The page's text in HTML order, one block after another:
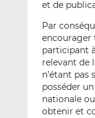
et de
Par
encourager
participant
relevant de
n’étant pas
posséder
nationale
obtenir et